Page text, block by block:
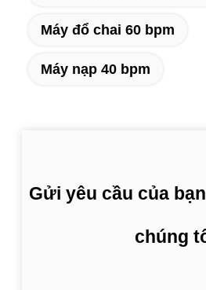
Máy đổ chai 60 bpm
Máy nạp 40 bpm
Gửi yêu cầu của
chúng